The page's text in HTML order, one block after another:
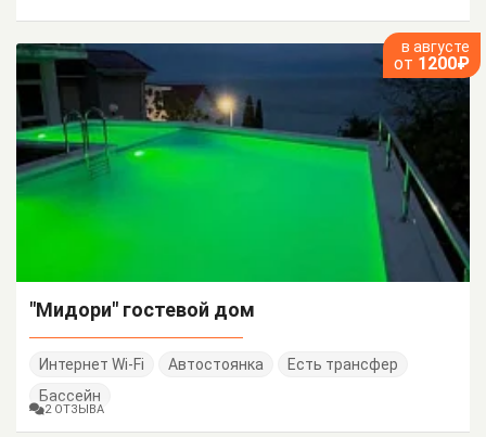
в августе
от 1200₽
"Мидори" гостевой дом
Интернет Wi-Fi Автостоянка
Есть трансфер
Бассейн
2 ОТЗЫВА